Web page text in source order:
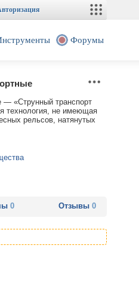
Форумы
— «Струнный транспорт
технология, не имеющая
рельсов, натянутых
0 Отзывы 0